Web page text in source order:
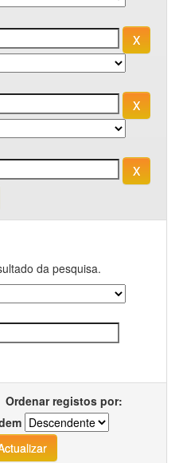
da pesquisa.
Ordenar registos por: